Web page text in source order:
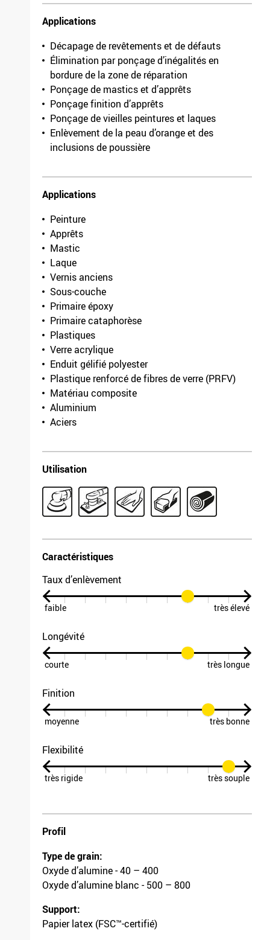
3017.7881.0320
Longueur
Largeur
115mm
Grain/finesse
400
Unité de conditionnement
1
F 03E 006 1H2 /
3017.7881.0400
Applications
Décapage de revêtements et de défauts
Élimination par ponçage d’inégalités en
bordure de la zone de réparation
Ponçage de mastics et d’apprêts
Ponçage finition d’apprêts
Ponçage de vieilles peintures et laques
Enlèvement de la peau d’orange et des
inclusions de poussière
Applications
Peinture
Apprêts
Mastic
Laque
Vernis anciens
Sous-couche
Primaire époxy
Primaire cataphorèse
Plastiques
Verre acrylique
Enduit gélifié polyester
Plastique renforcé de fibres de verre (PRFV)
Matériau composite
Aluminium
Aciers
Utilisation
Caractéristiques
Taux d’enlèvement
faible très élevé
Longévité
courte très longue
Finition
moyenne très bonne
Flexibilité
très rigide très souple
Profil
Type de grain:
Oxyde d’alumine - 40 – 400
Oxyde d’alumine blanc - 500 – 800
Support:
Papier latex (FSC™-certifié)